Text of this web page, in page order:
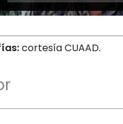
cortesía CUAAD.